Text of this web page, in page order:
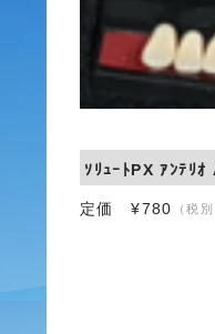
ｿﾘｭｰﾄPX ｱﾝﾃﾘ
定価 ¥780 （税別